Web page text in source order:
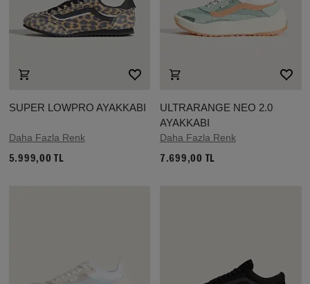
SUPER LOWPRO AYAKKABI
Daha Fazla Renk
5.999,00 TL
ULTRARANGE NEO 2.0
AYAKKABI
Daha Fazla Renk
7.699,00 TL